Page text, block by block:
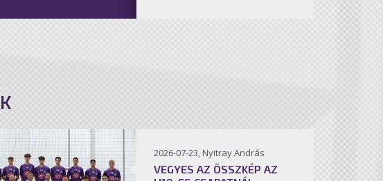
2026-07-23, Nyitray András
VEGYES AZ ÖSSZKÉP AZ